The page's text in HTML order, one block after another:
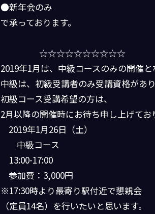
●新年会のみ
で承っております。
☆☆☆☆☆☆☆☆☆☆
2019年1月は、中級コースのみの開催と
中級は、初級受講者のみ受講資格があり
初級コース受講希望の方は、
2月以降の開催時にお待ち申し上げてお
2019年1月26日（土）
中級コース
13:00-17:00
参加費：3,000円
※17:30時より最寄り駅付近で懇親会
（定員14名）を行いたいと思います。